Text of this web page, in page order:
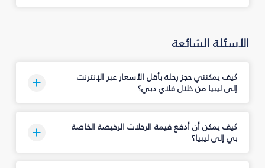
الأسئلة الشائعة
كيف يمكنني حجز رحلة بأقل الأسعار عبر الإنترنت
إلى ليبيا من خلال فلاي دبي؟
كيف يمكن أن أدفع قيمة الرحلات الرخيصة الخاصة
بي إلى ليبيا؟